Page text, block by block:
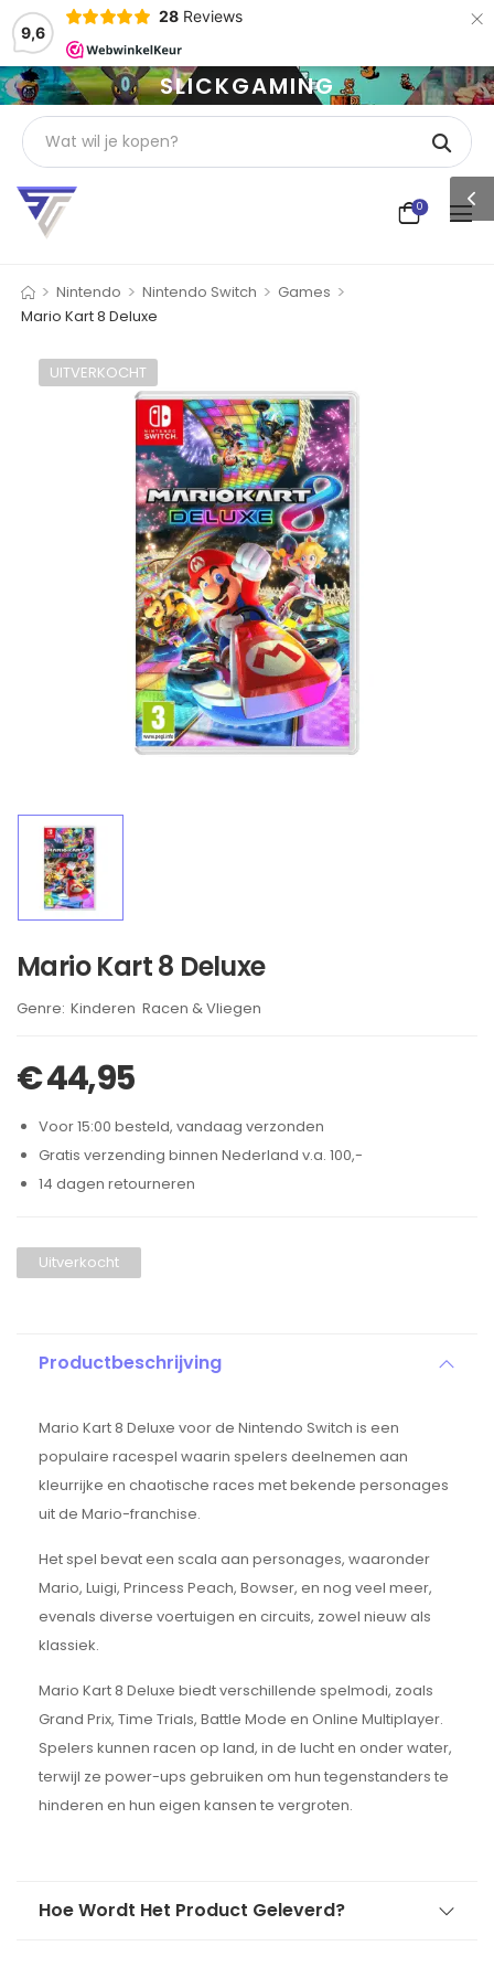
9,6
28 Reviews ×
SLICKGAMING
0
> Nintendo > Nintendo Switch > Games >
Mario Kart 8 Deluxe
UITVERKOCHT
Mario Kart 8 Deluxe
Brand:
Kinderen ,
Racen & Vliegen
€44,95
Voor 15:00 besteld, vandaag verzonden
Gratis verzending binnen Nederland v.a. 100,-
14 dagen retourneren
Uitverkocht
Productbeschrijving
Mario Kart 8 Deluxe voor de Nintendo Switch is een
populaire racespel waarin spelers deelnemen aan
kleurrijke en chaotische races met bekende personages
uit de Mario-franchise.
Het spel bevat een scala aan personages, waaronder
Mario, Luigi, Princess Peach, Bowser, en nog veel meer,
evenals diverse voertuigen en circuits, zowel nieuw als
klassiek.
Mario Kart 8 Deluxe biedt verschillende spelmodi, zoals
Grand Prix, Time Trials, Battle Mode en Online Multiplayer.
Spelers kunnen racen op land, in de lucht en onder water,
terwijl ze power-ups gebruiken om hun tegenstanders te
hinderen en hun eigen kansen te vergroten.
Hoe Wordt Het Product Geleverd?